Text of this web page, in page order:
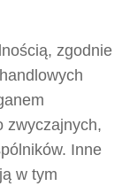
zgodnie
zwyczajnych,
Inne
w tym